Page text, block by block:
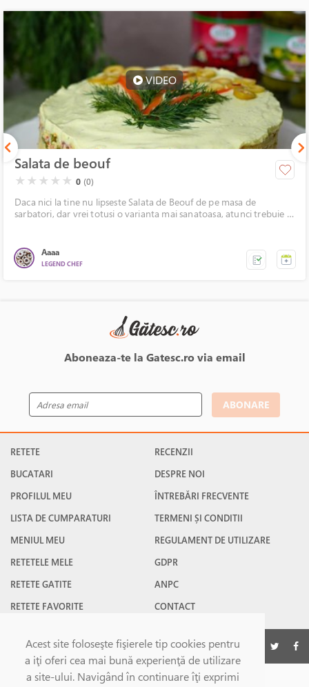
Acest site foloseşte fişierele tip cookies pentru
a iţi oferi cea mai bună experienţă de utilizare
a site-ului. Navigând în continuare îţi exprimi
VIDEO
Salata de beouf
( )
★ ( )
★ ( )
★ ( )
★ ( )
★ 0 (0)
Daca nici la tine nu lipseste Salata de Beouf de pe masa de
sarbatori, dar vrei totusi o varianta mai sanatoasa, atunci trebuie sa
alternativa mai sanatoasa.
Aaaa
LEGEND CHEF
Aboneaza-te la Gatesc.ro via email
ABONARE
RETETE
BUCATARI
PROFILUL MEU
LISTA DE CUMPARATURI
MENIUL MEU
RETETELE MELE
RETETE GATITE
RETETE FAVORITE
RECENZII
DESPRE NOI
ÎNTREBĂRI FRECVENTE
TERMENI ȘI CONDITII
REGULAMENT DE UTILIZARE
GDPR
ANPC
CONTACT
©Gatesc.ro 2026